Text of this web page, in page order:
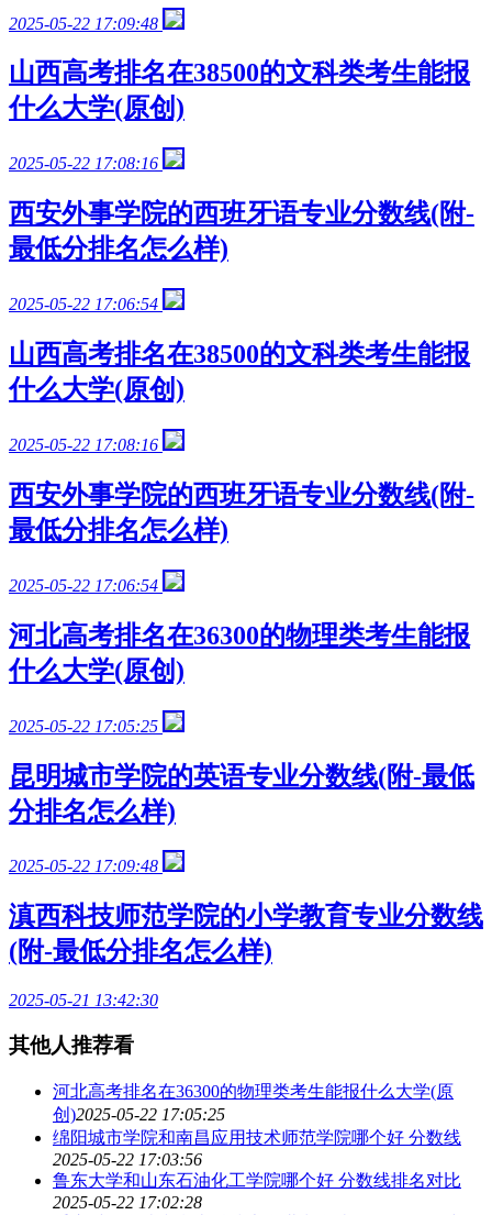
2025-05-22 17:09:48
山西高考排名在38500的文科类考生能报
什么大学(原创)
2025-05-22 17:08:16
西安外事学院的西班牙语专业分数线(附-
最低分排名怎么样)
2025-05-22 17:06:54
山西高考排名在38500的文科类考生能报
什么大学(原创)
2025-05-22 17:08:16
西安外事学院的西班牙语专业分数线(附-
最低分排名怎么样)
2025-05-22 17:06:54
河北高考排名在36300的物理类考生能报
什么大学(原创)
2025-05-22 17:05:25
昆明城市学院的英语专业分数线(附-最低
分排名怎么样)
2025-05-22 17:09:48
滇西科技师范学院的小学教育专业分数线
(附-最低分排名怎么样)
2025-05-21 13:42:30
其他人推荐看
河北高考排名在36300的物理类考生能报什么大学(原
创)2025-05-22 17:05:25
绵阳城市学院和南昌应用技术师范学院哪个好 分数线
2025-05-22 17:03:56
鲁东大学和山东石油化工学院哪个好 分数线排名对比
2025-05-22 17:02:28